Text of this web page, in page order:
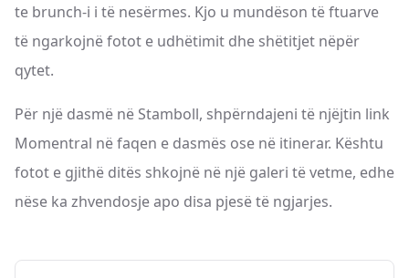
te brunch-i i të nesërmes. Kjo u mundëson të ftuarve
të ngarkojnë fotot e udhëtimit dhe shëtitjet nëpër
qytet.
Për një dasmë në Stamboll, shpërndajeni të njëjtin link
Momentral në faqen e dasmës ose në itinerar. Kështu
fotot e gjithë ditës shkojnë në një galeri të vetme, edhe
nëse ka zhvendosje apo disa pjesë të ngjarjes.